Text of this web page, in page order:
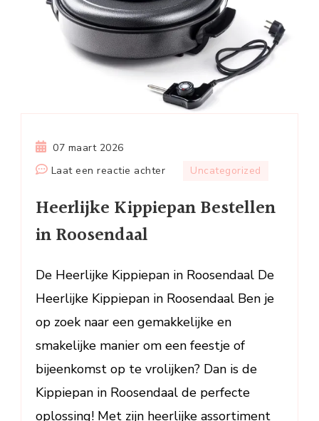
07 maart 2026
Laat een reactie achterop
Kippiepan
Uncategorized
Heerlijke Kippiepan Bestellen
in Roosendaal
De Heerlijke Kippiepan in Roosendaal De
Heerlijke Kippiepan in Roosendaal Ben je
op zoek naar een gemakkelijke en
smakelijke manier om een feestje of
bijeenkomst op te vrolijken? Dan is de
Kippiepan in Roosendaal de perfecte
oplossing! Met zijn heerlijke assortiment